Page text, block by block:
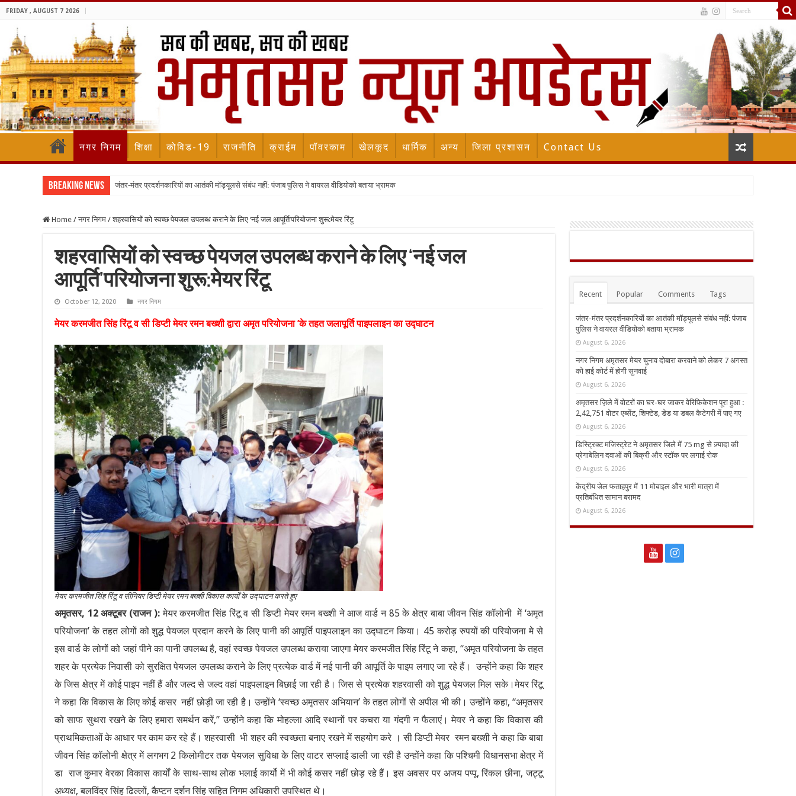
FRIDAY , AUGUST 7 2026
नगर निगम शिक्षा कोविड-19 राजनीति क्राईम पॉवरकाम खेलकूद धार्मिक अन्य जिला प्रशासन Contact Us
Breaking News जंतर-मंतर प्रदर्शनकारियों का आतंकी मॉड्यूलसे संबंध नहीं: पंजाब पुलिस ने वायरल वीडियोको बताया भ्रामक
Home / नगर निगम / शहरवासियों को स्वच्छ पेयजल उपलब्ध कराने के लिए ‘नई जल आपूर्ति’परियोजना शुरू:मेयर रिंटू
शहरवासियों को स्वच्छ पेयजल उपलब्ध कराने के लिए ‘नई जल
आपूर्ति’परियोजना शुरू:मेयर रिंटू
October 12, 2020 नगर निगम
मेयर करमजीत सिंह रिंटू व सी डिप्टी मेयर रमन बख्शी द्वारा अमृत परियोजना ’के तहत जलापूर्ति पाइपलाइन का उद्घाटन
मेयर करमजीत सिंह रिंटू व सीनियर डिप्टी मेयर रमन बख्शी विकास कार्यों के उद्घाटन करते हुए
अमृतसर, 12 अक्टूबर (राजन ):मेयर करमजीत सिंह रिंटू व सी डिप्टी मेयर रमन बख्शी ने आज वार्ड न 85 के क्षेत्र बाबा जीवन सिंह कॉलोनी में ‘अमृत
परियोजना’ के तहत लोगों को शुद्ध पेयजल प्रदान करने के लिए पानी की आपूर्ति पाइपलाइन का उद्घाटन किया। 45 करोड़ रुपयों की परियोजना मे से
इस वार्ड के लोगों को जहां पीने का पानी उपलब्ध है, वहां स्वच्छ पेयजल उपलब्ध कराया जाएगा मेयर करमजीत सिंह रिंटू ने कहा, “अमृत परियोजना के तहत
शहर के प्रत्येक निवासी को सुरक्षित पेयजल उपलब्ध कराने के लिए प्रत्येक वार्ड में नई पानी की आपूर्ति के पाइप लगाए जा रहे हैं। उन्होंने कहा कि शहर
के जिस क्षेत्र में कोई पाइप नहीं हैं और जल्द से जल्द वहां पाइपलाइन बिछाई जा रही है। जिस से प्रत्येक शहरवासी को शुद्ध पेयजल मिल सके।मेयर रिंटू
ने कहा कि विकास के लिए कोई कसर नहीं छोड़ी जा रही है। उन्होंने ‘स्वच्छ अमृतसर अभियान’ के तहत लोगों से अपील भी की। उन्होंने कहा, “अमृतसर
को साफ सुथरा रखने के लिए हमारा समर्थन करें,” उन्होंने कहा कि मोहल्ला आदि स्थानों पर कचरा या गंदगी न फैलाएं। मेयर ने कहा कि विकास की
प्राथमिकताओं के आधार पर काम कर रहे हैं। शहरवासी भी शहर की स्वच्छता बनाए रखने में सहयोग करे । सी डिप्टी मेयर रमन बख्शी ने कहा कि बाबा
जीवन सिंह कॉलोनी क्षेत्र में लगभग 2 किलोमीटर तक पेयजल सुविधा के लिए वाटर सप्लाई डाली जा रही है उन्होंने कहा कि पश्चिमी विधानसभा क्षेत्र में
डा राज कुमार वेरका विकास कार्यों के साथ-साथ लोक भलाई कार्यो में भी कोई कसर नहीं छोड़ रहे हैं। इस अवसर पर अजय पप्पू, रिंकल छीना, जट्टू
अध्यक्ष, बलविंदर सिंह ढिल्लों, कैप्टन दर्शन सिंह सहित निगम अधिकारी उपस्थित थे।
Recent Popular Comments Tags
जंतर-मंतर प्रदर्शनकारियों का आतंकी मॉड्यूलसे संबंध नहीं: पंजाब
पुलिस ने वायरल वीडियोको बताया भ्रामक
August 6, 2026
नगर निगम अमृतसर मेयर चुनाव दोबारा करवाने को लेकर 7 अगस्त
को हाई कोर्ट में होगी सुनवाई
August 6, 2026
अमृतसर ज़िले में वोटरों का घर-घर जाकर वेरिफ़िकेशन पूरा हुआ :
2,42,751 वोटर एब्सेंट, शिफ्टेड, डेड या डबल कैटेगरी में पाए गए
August 6, 2026
डिस्ट्रिक्ट मजिस्ट्रेट ने अमृतसर जिले में 75 mg से ज़्यादा की
प्रेगाबेलिन दवाओं की बिक्री और स्टॉक पर लगाई रोक
August 6, 2026
केंद्रीय जेल फताहपुर में 11 मोबाइल और भारी मात्रा में
प्रतिबंधित सामान बरामद
August 6, 2026